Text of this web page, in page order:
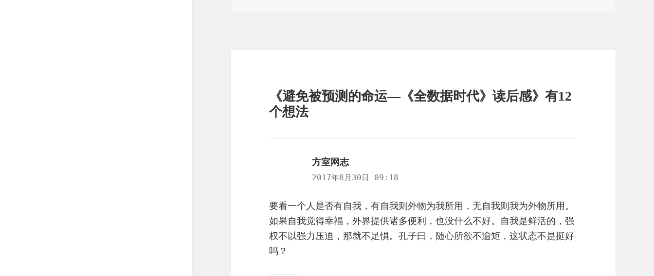
《避免被预测的命运—《全数据时代》读后感》有12
个想法
方室网志说
道：
2017年8月30日 09:18
要看一个人是否有自我，有自我则外物为我所用，无自我则我为外物所用。
如果自我觉得幸福，外界提供诸多便利，也没什么不好。自我是鲜活的，强
权不以强力压迫，那就不足惧。孔子曰，随心所欲不逾矩，这状态不是挺好
吗？